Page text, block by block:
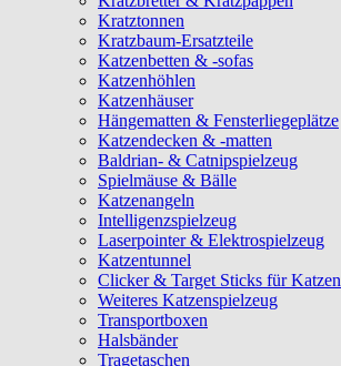
Kratztonnen
Kratzbaum-Ersatzteile
Katzenbetten & -sofas
Katzenhöhlen
Katzenhäuser
Hängematten & Fensterliegeplätze
Katzendecken & -matten
Baldrian- & Catnipspielzeug
Spielmäuse & Bälle
Katzenangeln
Intelligenzspielzeug
Laserpointer & Elektrospielzeug
Katzentunnel
Clicker & Target Sticks für Katzen
Weiteres Katzenspielzeug
Transportboxen
Halsbänder
Tragetaschen